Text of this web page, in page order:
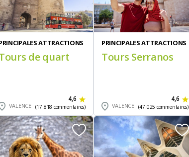
ATTRACTIONS
de quart
VALENCE
4,6
(17.818 commentaires)
PRINCIPALES ATTRACTIONS
Tours Serranos
VALENCE
4,6
(47.025 commentaires)